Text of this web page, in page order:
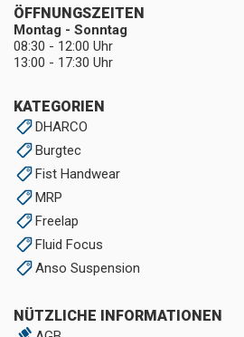
KATEGORIEN
DHARCO
Burgtec
Fist Handwear
MRP
Freelap
Fluid Focus
Anso Suspension
NÜTZLICHE INFORMATIONEN
ÖFFNUNGSZEITEN
Montag - Sonntag
08:30 - 12:00 Uhr
13:00 - 17:30 Uhr